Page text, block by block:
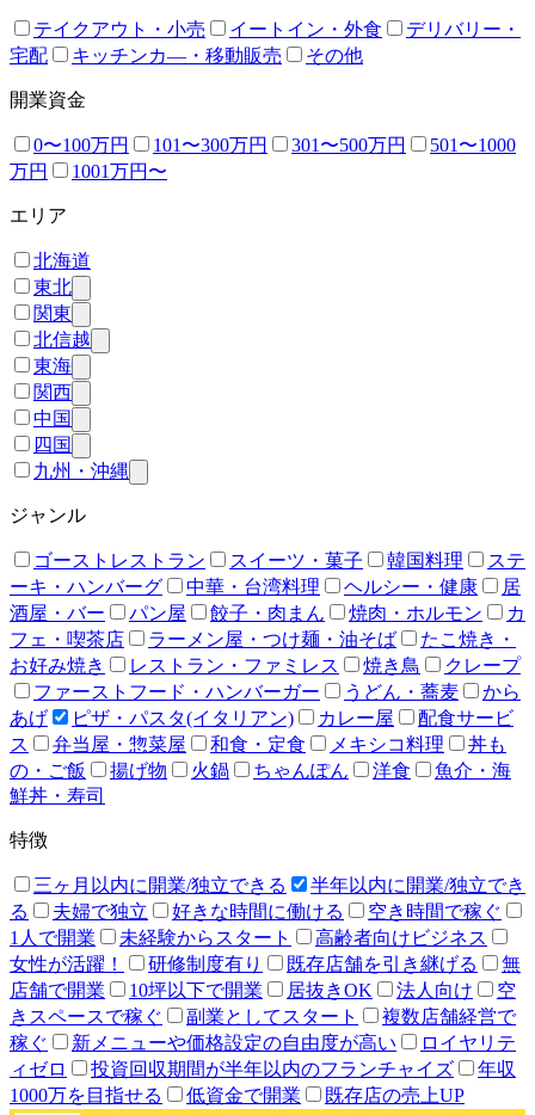
テイクアウト・小売 イートイン・外食
デリバリー・
宅配
キッチンカ―・移動販売 その他
開業資金
0〜100万円 101〜300万円 301〜500万円
501〜1000
万円
1001万円〜
エリア
北海道
東北
関東
北信越
東海
関西
中国
四国
九州・沖縄
ジャンル
ゴーストレストラン スイーツ・菓子 韓国料理
ステ
ーキ・ハンバーグ
中華・台湾料理 ヘルシー・健康
居
酒屋・バー
パン屋 餃子・肉まん 焼肉・ホルモン
カ
フェ・喫茶店
ラーメン屋・つけ麺・油そば
たこ焼き・
お好み焼き
レストラン・ファミレス 焼き鳥
クレープ
ファーストフード・ハンバーガー
うどん・蕎麦
から
あげ
ピザ・パスタ(イタリアン) カレー屋
配食サービ
ス
弁当屋・惣菜屋 和食・定食 メキシコ料理
丼も
の・ご飯
揚げ物 火鍋 ちゃんぽん 洋食
魚介・海
鮮丼・寿司
特徴
三ヶ月以内に開業/独立できる
半年以内に開業/独立でき
る
夫婦で独立 好きな時間に働ける
空き時間で稼ぐ
1人で開業
未経験からスタート
高齢者向けビジネス
女性が活躍！
研修制度有り 既存店舗を引き継げる
無
店舗で開業
10坪以下で開業 居抜きOK 法人向け
空
きスペースで稼ぐ
副業としてスタート
複数店舗経営で
稼ぐ
新メニューや価格設定の自由度が高い
ロイヤリテ
ィゼロ
投資回収期間が半年以内のフランチャイズ
年収
1000万を目指せる
低資金で開業 既存店の売上UP